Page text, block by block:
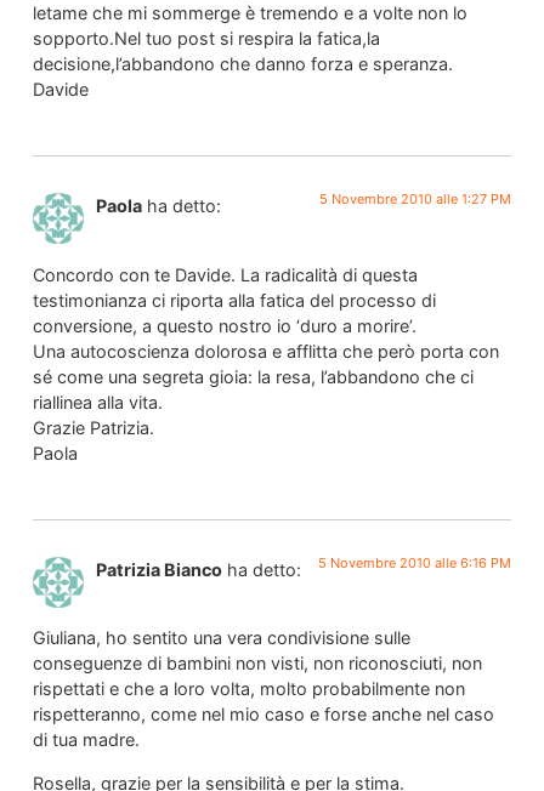
letame che mi sommerge è tremendo e a volte non lo
sopporto.Nel tuo post si respira la fatica,la
decisione,l’abbandono che danno forza e speranza.
Davide
Paola ha detto: 5 Novembre 2010 alle 1:27 PM
Concordo con te Davide. La radicalità di questa
testimonianza ci riporta alla fatica del processo di
conversione, a questo nostro io ‘duro a morire’.
Una autocoscienza dolorosa e afflitta che però porta con
sé come una segreta gioia: la resa, l’abbandono che ci
riallinea alla vita.
Grazie Patrizia.
Paola
Patrizia Bianco ha detto: 5 Novembre 2010 alle 6:16 PM
Giuliana, ho sentito una vera condivisione sulle
conseguenze di bambini non visti, non riconosciuti, non
rispettati e che a loro volta, molto probabilmente non
rispetteranno, come nel mio caso e forse anche nel caso
di tua madre.
Rosella, grazie per la sensibilità e per la stima.